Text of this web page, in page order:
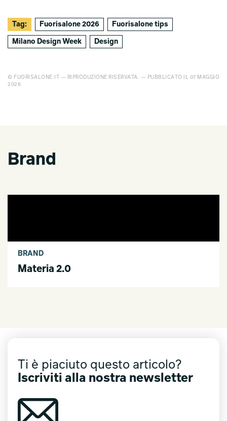
Tag: Fuorisalone 2026 Fuorisalone tips
Milano Design Week Design
© FUORISALONE.IT — RIPRODUZIONE RISERVATA. — PUBBLICATO IL 07 MAGGIO
2026
Brand
BRAND
Materia 2.0
Ti è piaciuto questo articolo?
Iscriviti alla nostra newsletter